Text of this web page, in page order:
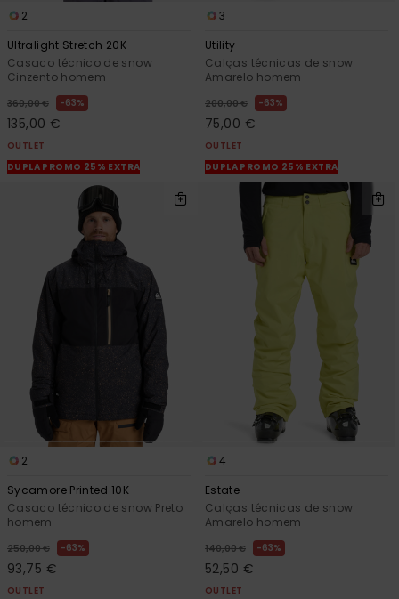
2
Ultralight Stretch 20K
Casaco técnico de snow
Cinzento homem
360,00 € 63%
135,00 €
OUTLET
DUPLA PROMO 25% EXTRA
3
Utility
Calças técnicas de snow
Amarelo homem
200,00 € 63%
75,00 €
OUTLET
DUPLA PROMO 25% EXTRA
2
Sycamore Printed 10K
Casaco técnico de snow Preto
homem
250,00 € 63%
93,75 €
OUTLET
4
Estate
Calças técnicas de snow
Amarelo homem
140,00 € 63%
52,50 €
OUTLET